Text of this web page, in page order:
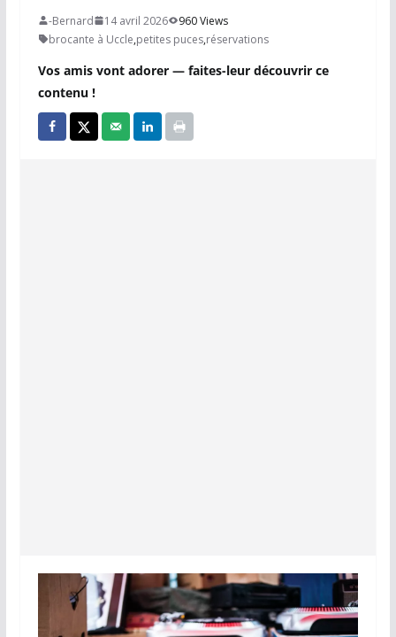
-Bernard 14 avril 2026
960 Views
brocante à Uccle,petites puces,réservations
Vos amis vont adorer — faites-leur découvrir ce
contenu !